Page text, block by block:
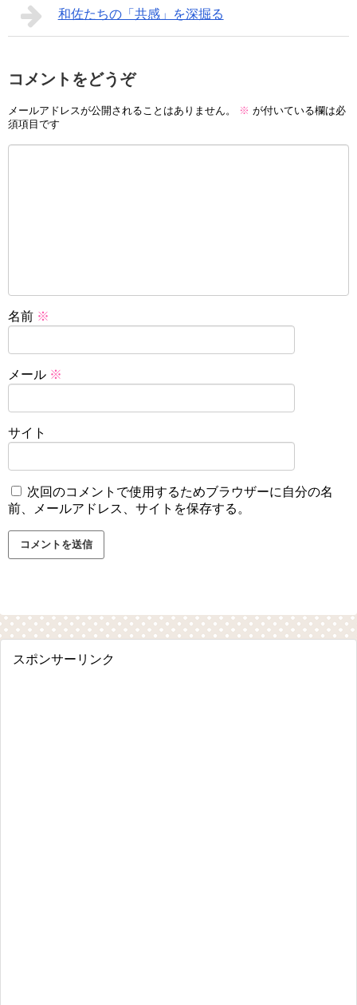
和佐たちの「共感」を深掘る
コメントをどうぞ
メールアドレスが公開されることはありません。 ※ が付いている欄は必
須項目です
名前 ※
メール ※
サイト
次回のコメントで使用するためブラウザーに自分の名
前、メールアドレス、サイトを保存する。
スポンサーリンク